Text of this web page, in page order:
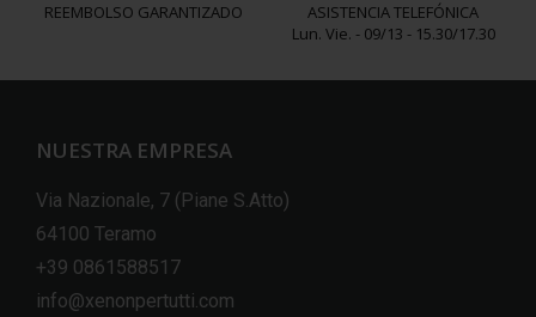
REEMBOLSO GARANTIZADO
ASISTENCIA TELEFÓNICA
Lun. Vie. - 09/13 - 15.30/17.30
NUESTRA EMPRESA
Via Nazionale, 7 (Piane S.Atto)
64100 Teramo
+39 0861588517
info@xenonpertutti.com